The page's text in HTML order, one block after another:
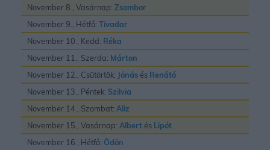
November 8., Vasárnap: Zsombor
November 9., Hétfő: Tivadar
November 10., Kedd: Réka
November 11., Szerda: Márton
November 12., Csütörtök: Jónás és Renátó
November 13., Péntek: Szilvia
November 14., Szombat: Aliz
November 15., Vasárnap: Albert és Lipót
November 16., Hétfő: Ödön